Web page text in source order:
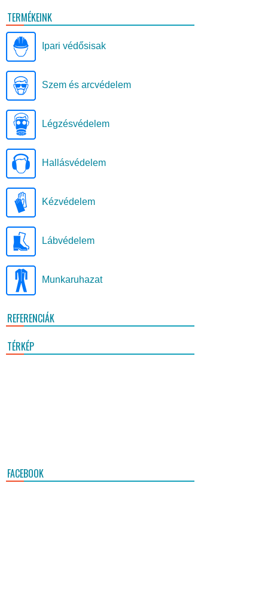
TERMÉKEINK
Ipari védősisak
Szem és arcvédelem
Légzésvédelem
Hallásvédelem
Kézvédelem
Lábvédelem
Munkaruhazat
REFERENCIÁK
TÉRKÉP
FACEBOOK